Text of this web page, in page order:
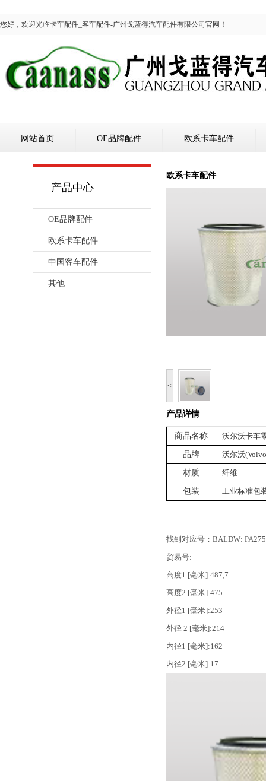
您好，欢迎光临卡车配件_客车配件-广州戈蓝得汽车配件有限公司官网！
网站首页 OE品牌配件 欧系卡车配件
产品中心
OE品牌配件
欧系卡车配件
中国客车配件
其他
欧系卡车配件
<
产品详情
商品名称 沃尔沃卡车
品牌 沃尔沃
材质 纤维
包装 工业标准包
找到对应号：BALDW:
贸易号:
高度1 [毫米]:487,7
高度2 [毫米]:475
外径1 [毫米]:253
外径 2 [毫米]:214
内径1 [毫米]:162
内径2 [毫米]:17